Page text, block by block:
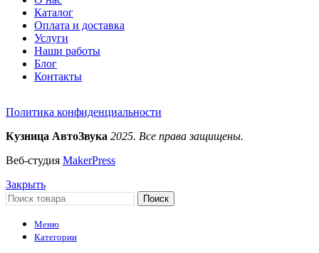
Каталог
Оплата и доставка
Услуги
Наши работы
Блог
Контакты
Политика конфиденциальности
Кузница АвтоЗвука 2025. Все права защищены.
Веб-студия MakerPress
Закрыть
Поиск
Меню
Категории